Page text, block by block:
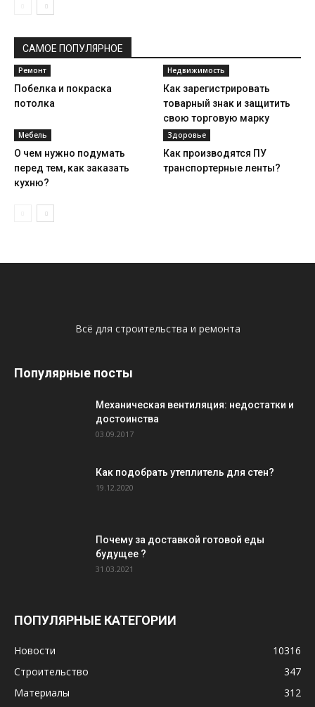
САМОЕ ПОПУЛЯРНОЕ
Ремонт
Побелка и покраска
потолка
Недвижимость
Как зарегистрировать
товарный знак и защитить
свою торговую марку
Мебель
О чем нужно подумать
перед тем, как заказать
кухню?
Здоровье
Как производятся ПУ
транспортерные ленты?
Всё для строительства и ремонта
Популярные посты
Механическая вентиляция: недостатки и
достоинства
03.09.2017
Как подобрать утеплитель для стен?
19.12.2020
Почему за доставкой готовой еды
будущее ?
31.03.2021
ПОПУЛЯРНЫЕ КАТЕГОРИИ
Новости
10316
Строительство
347
Материалы
312